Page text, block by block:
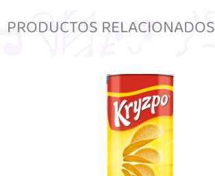
PRODUCTOS RELACIONADOS